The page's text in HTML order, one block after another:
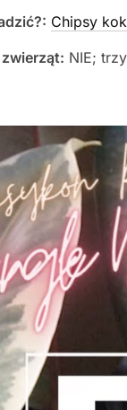
Chipsy
NIE;